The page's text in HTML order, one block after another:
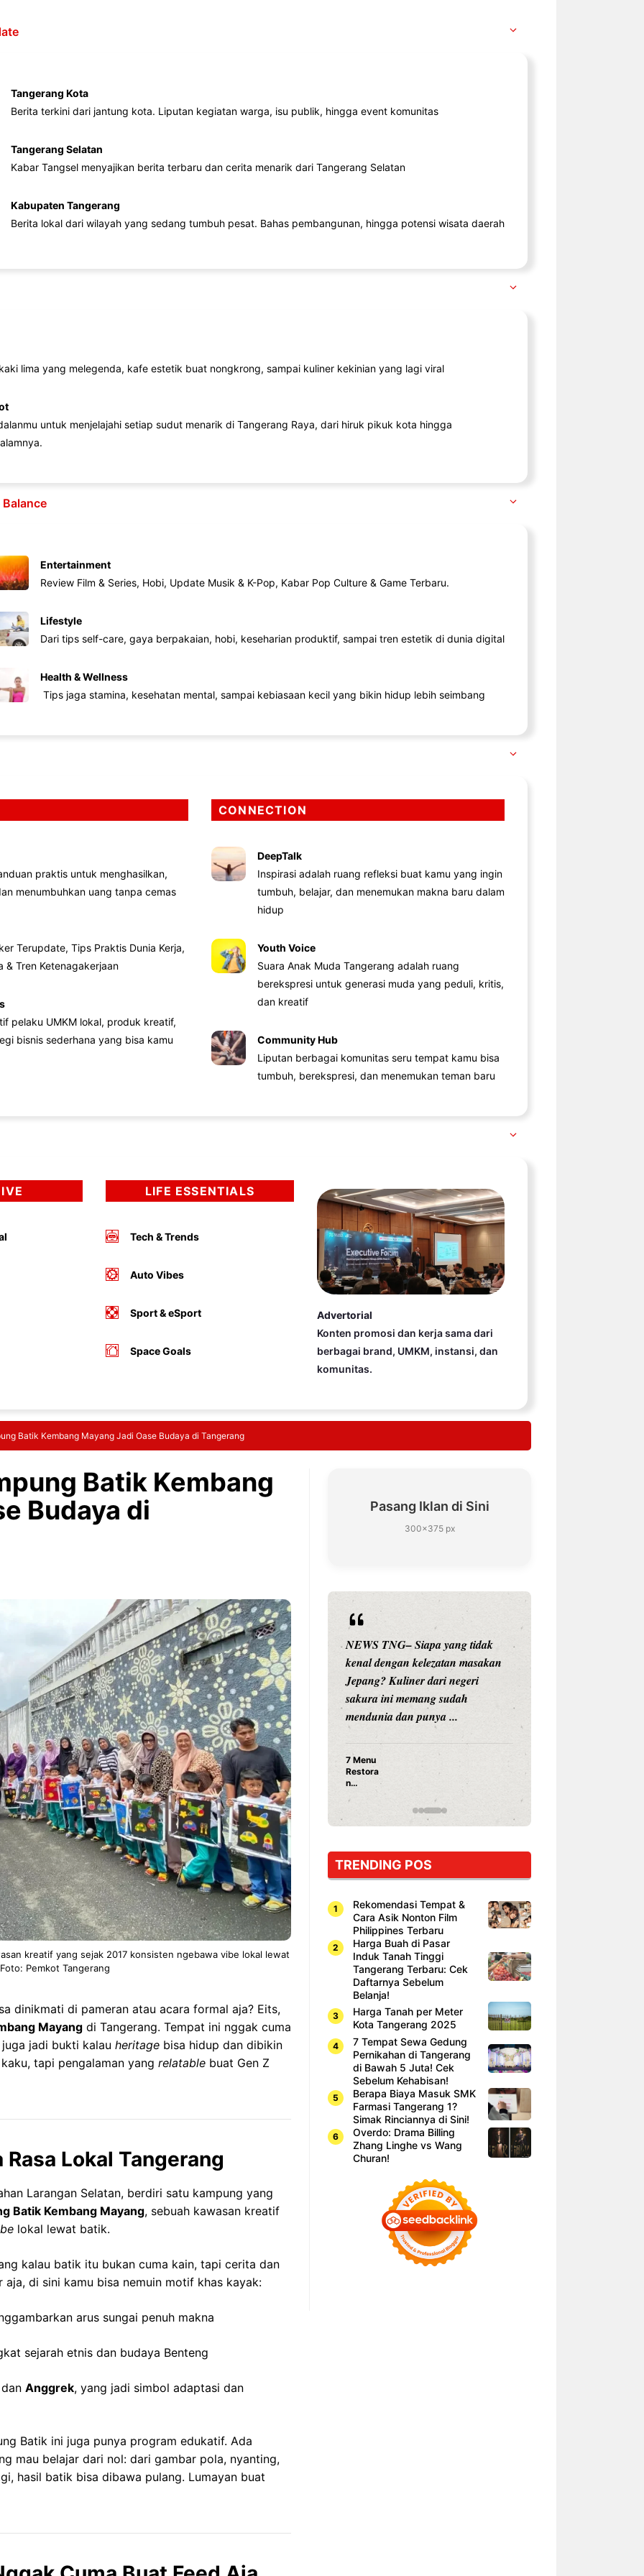
Tangerang Kota
Berita terkini dari jantung kota. Liputan kegiatan warga, isu publik, hingga event komunitas
Tangerang Selatan
Kabar Tangsel menyajikan berita terbaru dan cerita menarik dari Tangerang Selatan
Kabupaten Tangerang
Berita lokal dari wilayah yang sedang tumbuh pesat. Bahas pembangunan, hingga potensi wisata daerah
lima yang melegenda, kafe estetik buat nongkrong, sampai kuliner kekinian yang lagi viral
untuk menjelajahi setiap sudut menarik di Tangerang Raya, dari hiruk pikuk kota hingga
Balance
Entertainment
Review Film & Series, Hobi, Update Musik & K-Pop, Kabar Pop Culture & Game Terbaru.
Lifestyle
Dari tips self-care, gaya berpakaian, hobi, keseharian produktif, sampai tren estetik di dunia digital
Health & Wellness
Tips jaga stamina, kesehatan mental, sampai kebiasaan kecil yang bikin hidup lebih seimbang
praktis untuk menghasilkan,
menumbuhkan uang tanpa cemas
Terupdate, Tips Praktis Dunia Kerja,
& Tren Ketenagakerjaan
pelaku UMKM lokal, produk kreatif,
bisnis sederhana yang bisa kamu
CONNECTION
DeepTalk
Inspirasi adalah ruang refleksi buat kamu yang ingin
tumbuh, belajar, dan menemukan makna baru dalam
hidup
Youth Voice
Suara Anak Muda Tangerang adalah ruang
berekspresi untuk generasi muda yang peduli, kritis,
dan kreatif
Community Hub
Liputan berbagai komunitas seru tempat kamu bisa
tumbuh, berekspresi, dan menemukan teman baru
LIFE ESSENTIALS
Tech & Trends
Auto Vibes
Sport & eSport
Space Goals
Advertorial
Konten promosi dan kerja sama dari
berbagai brand, UMKM, instansi, dan
komunitas.
Batik Kembang Mayang Jadi Oase Budaya di Tangerang
Batik Kembang
Budaya di
kreatif yang sejak 2017 konsisten ngebawa vibe lokal lewat
Pemkot Tangerang
dinikmati di pameran atau acara formal aja? Eits,
Mayang di Tangerang. Tempat ini nggak cuma
jadi bukti kalau heritage bisa hidup dan dibikin
tapi pengalaman yang relatable buat Gen Z
Lokal Tangerang
Larangan Selatan, berdiri satu kampung yang
Batik Kembang Mayang, sebuah kawasan kreatif
lokal lewat batik.
kalau batik itu bukan cuma kain, tapi cerita dan
aja, di sini kamu bisa nemuin motif khas kayak:
arus sungai penuh makna
sejarah etnis dan budaya Benteng
dan Anggrek, yang jadi simbol adaptasi dan
Batik ini juga punya program edukatif. Ada
mau belajar dari nol: dari gambar pola, nyanting,
hasil batik bisa dibawa pulang. Lumayan buat
Pasang Iklan di Sini
300×375 px
NEWS TNG– Pernah gak sih
kamu mulai ngerjain sesuatu cuma
buat iseng-iseng, eh ternyata malah
jadi peluang bisnis yang
menguntungkan? ...
Dari Iseng Jadi Cuan: Kisah
TUM_ATUL yang Ubah
Hampers Jadi Bisnis Kece
NEWS TNG– Siapa yang tidak
kenal dengan kelezatan masakan
Jepang? Kuliner dari negeri
sakura ini memang sudah
mendunia dan punya ...
7 Menu
Restora
n
Jepang
yang
Wajib
Dicoba,
Bukan
Cuma
Sushi!
NEWS TNG– Siapa sangka, dua
nama besar di dunia hiburan,
Nunung Srimulat dan Vicky
Prasetyo, kini merambah dunia
kuliner dengan ...
Nunung Srimulat & Vicky
Prasetyo Buka Restoran
TRENDING POS
Rekomendasi Tempat &
Cara Asik Nonton Film
Philippines Terbaru
Harga Buah di Pasar
Induk Tanah Tinggi
Tangerang Terbaru: Cek
Daftarnya Sebelum
Belanja!
Harga Tanah per Meter
Kota Tangerang 2025
7 Tempat Sewa Gedung
Pernikahan di Tangerang
di Bawah 5 Juta! Cek
Sebelum Kehabisan!
Berapa Biaya Masuk SMK
Farmasi Tangerang 1?
Simak Rinciannya di Sini!
Overdo: Drama Billing
Zhang Linghe vs Wang
Churan!